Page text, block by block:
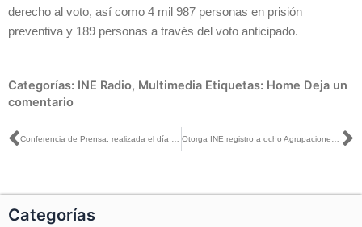
derecho al voto, así como 4 mil 987 personas en prisión
preventiva y 189 personas a través del voto anticipado.
Categorías: INE Radio, Multimedia Etiquetas: Home Deja un
comentario
Ant Conferencia de Prensa, realizada el día 28 de abril de 2023. Otorga INE registro a ocho Agrupaciones Políticas Nacionales
Categorías